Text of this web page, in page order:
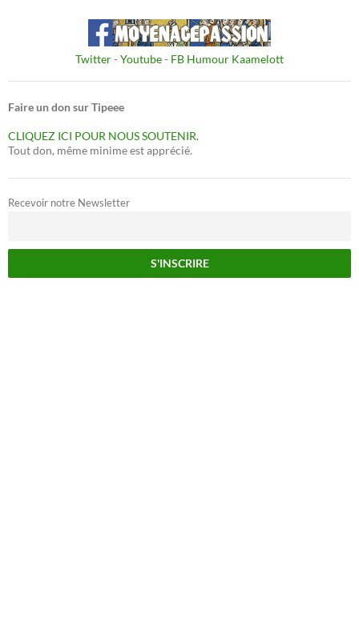
Twitter- Youtube- FB Humour Kaamelott
Faire un don sur Tipeee
CLIQUEZ ICI POUR NOUS SOUTENIR.
Tout don, même minime est apprécié.
Recevoir notre Newsletter